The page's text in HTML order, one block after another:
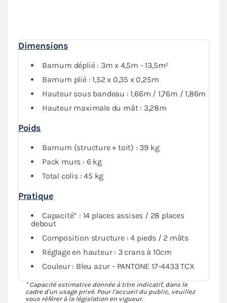
Dimensions
Barnum déplié : 3m x 4,5m - 13,5m²
Barnum plié : 1,52 x 0,35 x 0,25m
Hauteur sous bandeau : 1,66m / 1,76m / 1,86m
Hauteur maximale du mât : 3,28m
Poids
Barnum (structure + toit) : 39 kg
Pack murs : 6 kg
Total colis : 45 kg
Pratique
Capacité* : 14 places assises / 28 places
debout
Composition structure : 4 pieds / 2 mâts
Réglage en hauteur : 3 crans à 10cm
Couleur : Bleu azur - PANTONE 17-4433 TCX
* Capacité estimative donnée à titre indicatif, dans le
cadre d'un usage privé. Pour l'accueil du public, veuillez
vous référer à la législation en vigueur.